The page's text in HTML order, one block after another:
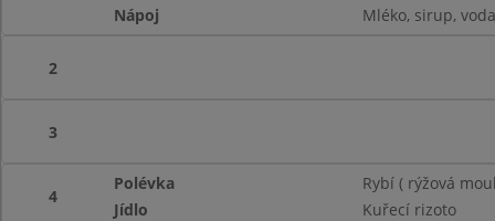
Nápoj
Mléko, sirup,
2
3
4
Polévka
Rybí ( rýžová
Jídlo
Kuřecí rizoto